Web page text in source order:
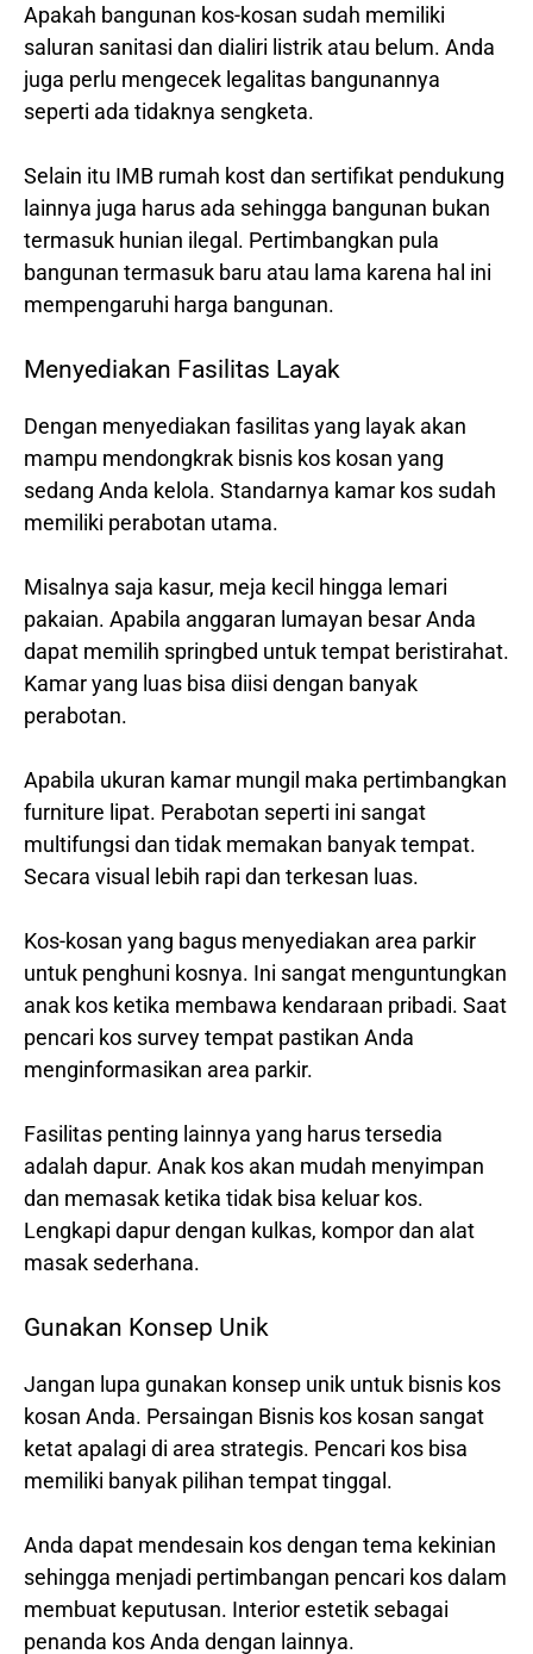
Apakah bangunan kos-kosan sudah memiliki
saluran sanitasi dan dialiri listrik atau belum. Anda
juga perlu mengecek legalitas bangunannya
seperti ada tidaknya sengketa.
Selain itu IMB rumah kost dan sertifikat pendukung
lainnya juga harus ada sehingga bangunan bukan
termasuk hunian ilegal. Pertimbangkan pula
bangunan termasuk baru atau lama karena hal ini
mempengaruhi harga bangunan.
Menyediakan Fasilitas Layak
Dengan menyediakan fasilitas yang layak akan
mampu mendongkrak bisnis kos kosan yang
sedang Anda kelola. Standarnya kamar kos sudah
memiliki perabotan utama.
Misalnya saja kasur, meja kecil hingga lemari
pakaian. Apabila anggaran lumayan besar Anda
dapat memilih springbed untuk tempat beristirahat.
Kamar yang luas bisa diisi dengan banyak
perabotan.
Apabila ukuran kamar mungil maka pertimbangkan
furniture lipat. Perabotan seperti ini sangat
multifungsi dan tidak memakan banyak tempat.
Secara visual lebih rapi dan terkesan luas.
Kos-kosan yang bagus menyediakan area parkir
untuk penghuni kosnya. Ini sangat menguntungkan
anak kos ketika membawa kendaraan pribadi. Saat
pencari kos survey tempat pastikan Anda
menginformasikan area parkir.
Fasilitas penting lainnya yang harus tersedia
adalah dapur. Anak kos akan mudah menyimpan
dan memasak ketika tidak bisa keluar kos.
Lengkapi dapur dengan kulkas, kompor dan alat
masak sederhana.
Gunakan Konsep Unik
Jangan lupa gunakan konsep unik untuk bisnis kos
kosan Anda. Persaingan Bisnis kos kosan sangat
ketat apalagi di area strategis. Pencari kos bisa
memiliki banyak pilihan tempat tinggal.
Anda dapat mendesain kos dengan tema kekinian
sehingga menjadi pertimbangan pencari kos dalam
membuat keputusan. Interior estetik sebagai
penanda kos Anda dengan lainnya.